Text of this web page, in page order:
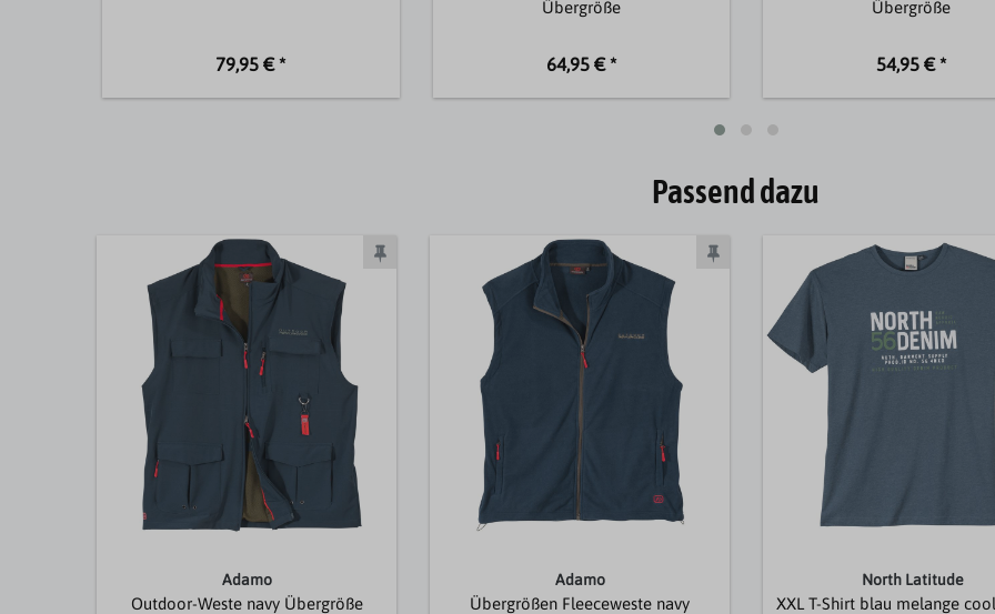
79,95 € *
Übergröße
64,95 € *
Übergröße
54,95 € *
Passend dazu
Adamo
Outdoor-Weste navy Übergröße
Adamo
Übergrößen Fleeceweste navy
North Latitude
XXL T-Shirt blau melange